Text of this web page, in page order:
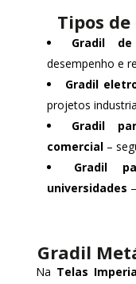
Tipos
Gradil
desempenho e
Gradil
projetos
Gradil
comercial–
Gradil
universidades
Gradil
Na Telas